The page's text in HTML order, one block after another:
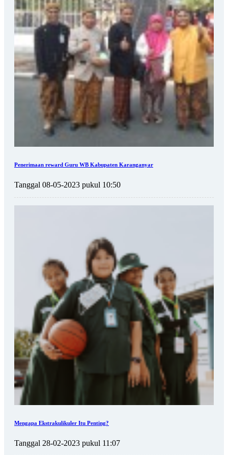
Penerimaan reward Guru WB Kabupaten Karanganyar
Tanggal 08-05-2023 pukul 10:50
Mengapa Ekstrakulikuler Itu Penting?
Tanggal 28-02-2023 pukul 11:07